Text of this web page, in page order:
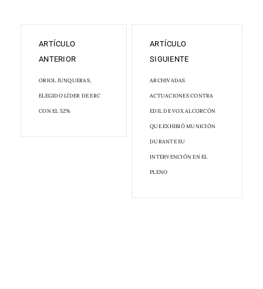
ARTÍCULO
ANTERIOR
ORIOL JUNQUERAS,
ELEGIDO LÍDER DE ERC
CON EL 52%
ARTÍCULO
SIGUIENTE
ARCHIVADAS
ACTUACIONES CONTRA
EDIL DE VOX ALCORCÓN
QUE EXHIBIÓ MUNICIÓN
DURANTE SU
INTERVENCIÓN EN EL
PLENO